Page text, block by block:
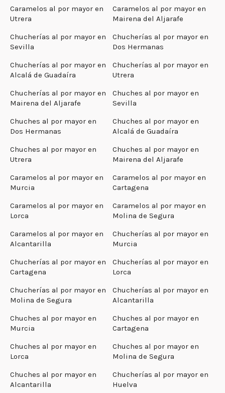
Caramelos al por mayor en
Utrera
Caramelos al por mayor en
Mairena del Aljarafe
Chucherías al por mayor en
Sevilla
Chucherías al por mayor en
Dos Hermanas
Chucherías al por mayor en
Alcalá de Guadaíra
Chucherías al por mayor en
Utrera
Chucherías al por mayor en
Mairena del Aljarafe
Chuches al por mayor en
Sevilla
Chuches al por mayor en
Dos Hermanas
Chuches al por mayor en
Alcalá de Guadaíra
Chuches al por mayor en
Utrera
Chuches al por mayor en
Mairena del Aljarafe
Caramelos al por mayor en
Murcia
Caramelos al por mayor en
Cartagena
Caramelos al por mayor en
Lorca
Caramelos al por mayor en
Molina de Segura
Caramelos al por mayor en
Alcantarilla
Chucherías al por mayor en
Murcia
Chucherías al por mayor en
Cartagena
Chucherías al por mayor en
Lorca
Chucherías al por mayor en
Molina de Segura
Chucherías al por mayor en
Alcantarilla
Chuches al por mayor en
Murcia
Chuches al por mayor en
Cartagena
Chuches al por mayor en
Lorca
Chuches al por mayor en
Molina de Segura
Chuches al por mayor en
Alcantarilla
Chucherías al por mayor en
Huelva